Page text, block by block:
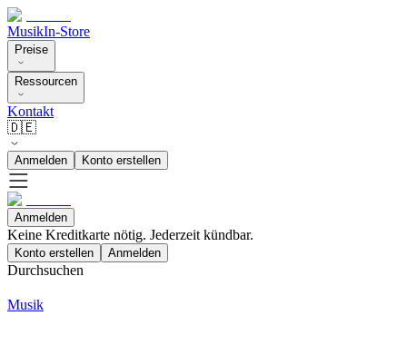
MusikIn-Store
Preise
Ressourcen
Kontakt
🇩🇪
Anmelden Konto erstellen
Anmelden
Keine Kreditkarte nötig. Jederzeit kündbar.
Konto erstellen Anmelden
Durchsuchen
Musik